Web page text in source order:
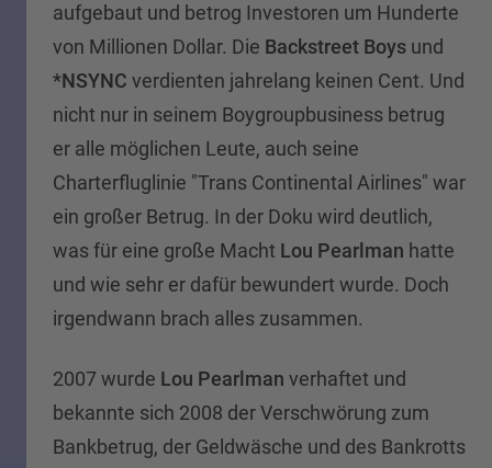
aufgebaut und betrog Investoren um Hunderte
von Millionen Dollar. Die Backstreet Boys und
*NSYNC verdienten jahrelang keinen Cent. Und
nicht nur in seinem Boygroupbusiness betrug
er alle möglichen Leute, auch seine
Charterfluglinie "Trans Continental Airlines" war
ein großer Betrug. In der Doku wird deutlich,
was für eine große Macht Lou Pearlman hatte
und wie sehr er dafür bewundert wurde. Doch
irgendwann brach alles zusammen.
2007 wurde Lou Pearlman verhaftet und
bekannte sich 2008 der Verschwörung zum
Bankbetrug, der Geldwäsche und des Bankrotts